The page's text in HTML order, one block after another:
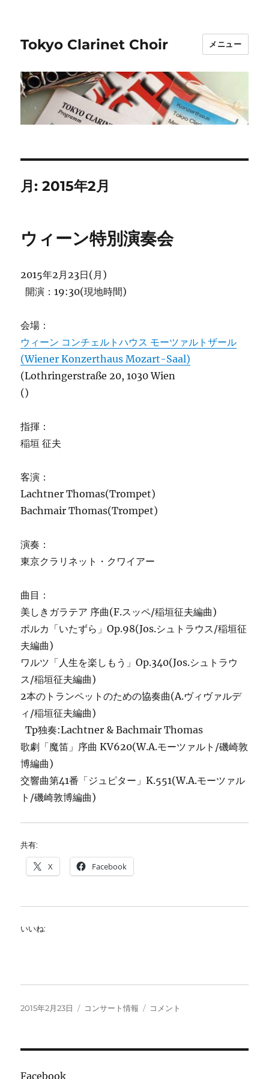
Tokyo Clarinet Choir メニュー
月:2015年2月
ウィーン特別演奏会
2015年2月23日(月)
開演：19:30(現地時間)
会場：
ウィーン コンチェルトハウス モーツァルトザール
(Wiener Konzerthaus Mozart-Saal)
(Lothringerstraße 20, 1030 Wien
()
指揮：
稲垣 征夫
客演：
Lachtner Thomas(Trompet)
Bachmair Thomas(Trompet)
演奏：
東京クラリネット・クワイアー
曲目：
美しきガラテア 序曲(F.スッペ/稲垣征夫編曲)
ポルカ「いたずら」Op.98(Jos.シュトラウス/稲垣征
夫編曲)
ワルツ「人生を楽しもう」Op.340(Jos.シュトラウ
ス/稲垣征夫編曲)
2本のトランペットのための協奏曲(A.ヴィヴァルデ
ィ/稲垣征夫編曲)
Tp独奏:Lachtner & Bachmair Thomas
歌劇「魔笛」序曲 KV620(W.A.モーツァルト/磯崎敦
博編曲)
交響曲第41番「ジュピター」K.551(W.A.モーツァル
ト/磯崎敦博編曲)
共有:
X Facebook
いいね:
投
2015年2月23日
カ
コンサート情報
ウ
コメント
Facebook